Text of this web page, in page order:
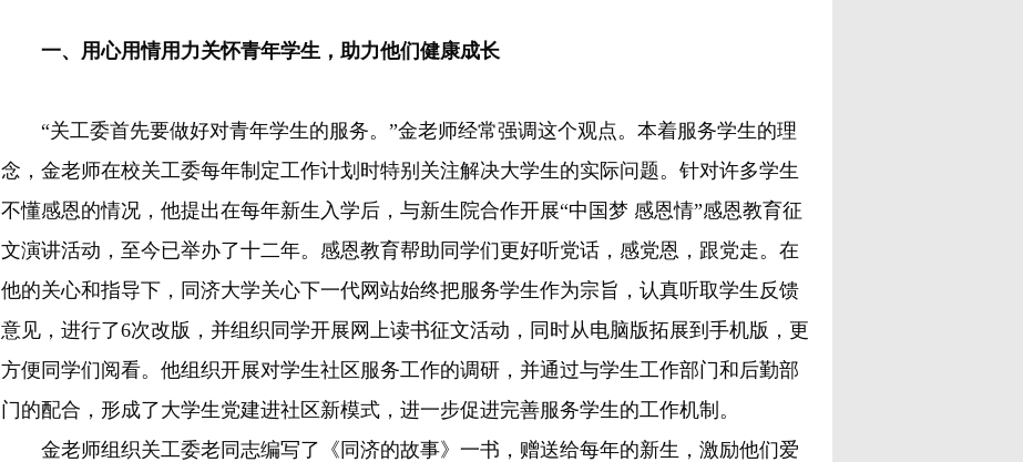
一、用心用情用力关怀青年学生，助力他们健康成长
“关工委首先要做好对青年学生的服务。”金老师经常强调这个观点。本着服务学生的理
念，金老师在校关工委每年制定工作计划时特别关注解决大学生的实际问题。针对许多学生
不懂感恩的情况，他提出在每年新生入学后，与新生院合作开展“中国梦 感恩情”感恩教育征
文演讲活动，至今已举办了十二年。感恩教育帮助同学们更好听党话，感党恩，跟党走。在
他的关心和指导下，同济大学关心下一代网站始终把服务学生作为宗旨，认真听取学生反馈
意见，进行了6次改版，并组织同学开展网上读书征文活动，同时从电脑版拓展到手机版，更
方便同学们阅看。他组织开展对学生社区服务工作的调研，并通过与学生工作部门和后勤部
门的配合，形成了大学生党建进社区新模式，进一步促进完善服务学生的工作机制。
金老师组织关工委老同志编写了《同济的故事》一书，赠送给每年的新生，激励他们爱